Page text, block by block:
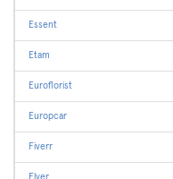
Essent
Etam
Euroflorist
Europcar
Fiverr
Flyer